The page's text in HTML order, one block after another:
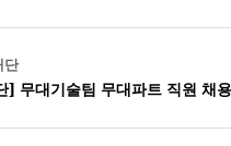
단
] 무대기술팀 무대파트 직원 채용